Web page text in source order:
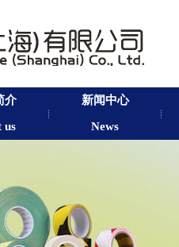
介
us
新闻中心
News